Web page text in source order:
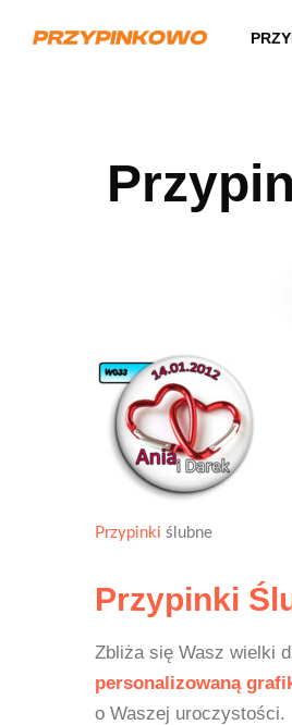
Przypinki ślubne
Przypinki
Zbliża się Wasz wielki
personalizowaną
o Waszej uroczystości.